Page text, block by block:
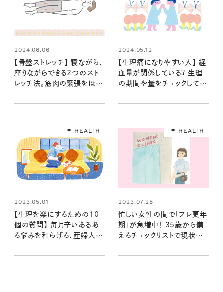
2024.06.06
【骨盤ストレッチ】 寝ながら、
座りながらできる2つのスト
レッチ法。筋肉の緊張をほぐ
う！
2024.05.12
【生理痛になりやすい人】 経
血量が関係している⁉ 生理
の期間や量をチェックして自
HEALTH
2023.05.01
【生理を楽にするための10
個の質問】 毎月辛いあるあ
る悩みを和らげる、産婦人科
HEALTH
2023.07.28
忙しい女性の間で「プレ更年
期」が急増中！ 35歳から備
えるチェックリストで現状を